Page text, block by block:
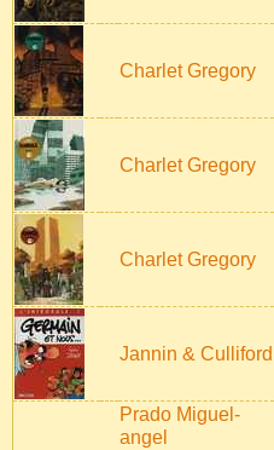
Charlet Gregory
Charlet Gregory
Charlet Gregory
Jannin & Culliford
Prado Miguel-
angel